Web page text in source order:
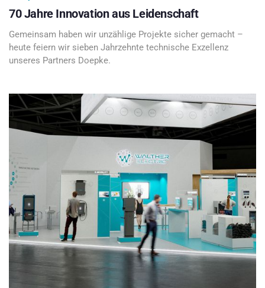
70 Jahre Innovation aus Leidenschaft
Gemeinsam haben wir unzählige Projekte sicher gemacht –
heute feiern wir sieben Jahrzehnte technische Exzellenz
unseres Partners Doepke.